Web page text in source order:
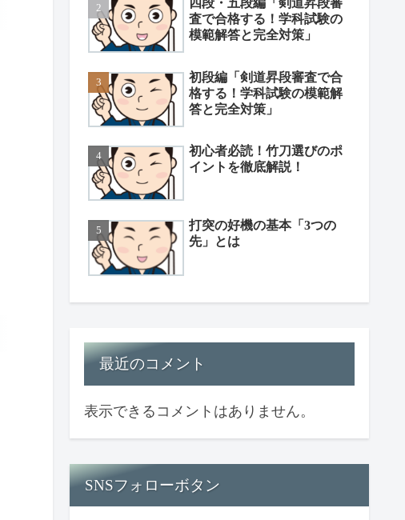
四段・五段編「剣道昇段審
査で合格する！学科試験の
模範解答と完全対策」
初段編「剣道昇段審査で合
格する！学科試験の模範解
答と完全対策」
初心者必読！竹刀選びのポ
イントを徹底解説！
打突の好機の基本「3つの
先」とは
最近のコメント
表示できるコメントはありません。
SNSフォローボタン